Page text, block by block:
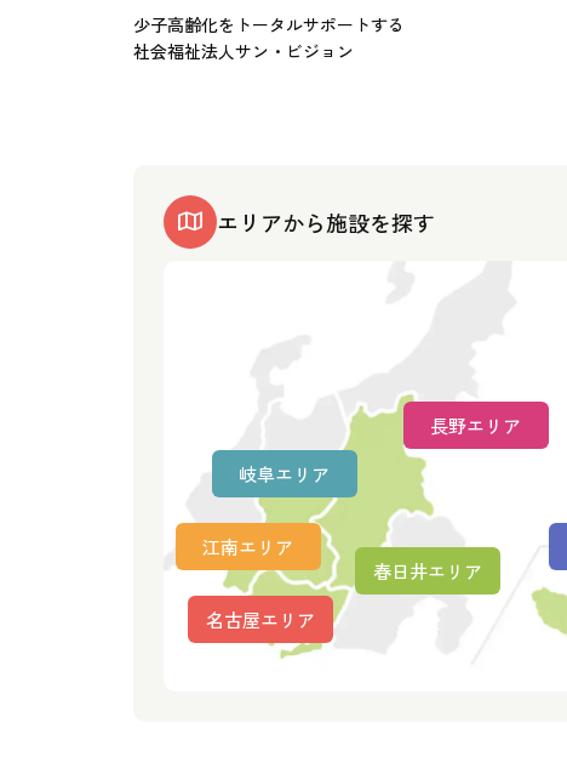
少子高齢化をトータルサポートする
社会福祉法人サン・ビジョン
エリアから施設を探す
名古屋エリア
江南エリア
春日井エリア
岐阜エリア
長野エリア